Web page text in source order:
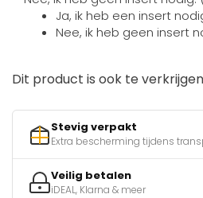
Ja, ik heb een insert
Nee, ik heb geen insert
Dit product is ook te
Stevig verpakt
Extra bescherming tijdens
Veilig betalen
iDEAL, Klarna & meer